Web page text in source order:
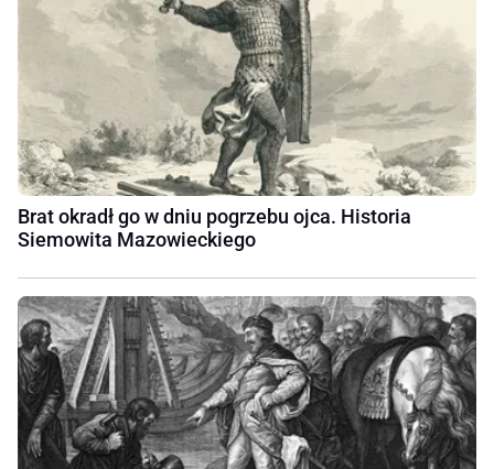
Brat okradł go w dniu pogrzebu ojca. Historia
Siemowita Mazowieckiego